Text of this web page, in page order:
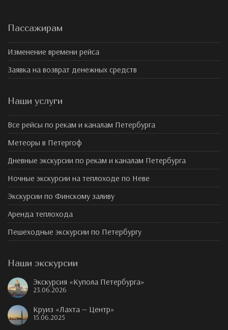
Пассажирам
Изменение времени рейса
Заявка на возврат денежных средств
Наши услуги
Все рейсы по рекам и каналам Петербурга
Метеоры в Петергоф
Дневные экскурсии по рекам и каналам Петербурга
Ночные экскурсии на теплоходе по Неве
Экскурсии по Финскому заливу
Аренда теплохода
Пешеходные экскурсии по Петербургу
Наши экскурсии
Экскурсия «Купола Петербурга»
23.06.2026
Круиз «Лахта — Центр»
15.06.2025